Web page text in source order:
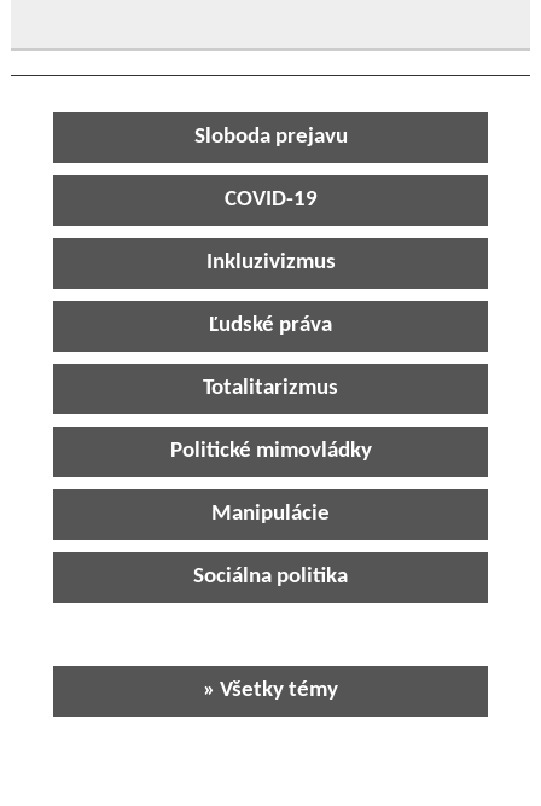
Sloboda prejavu
COVID-19
Inkluzivizmus
Ľudské práva
Totalitarizmus
Politické mimovládky
Manipulácie
Sociálna politika
» Všetky témy